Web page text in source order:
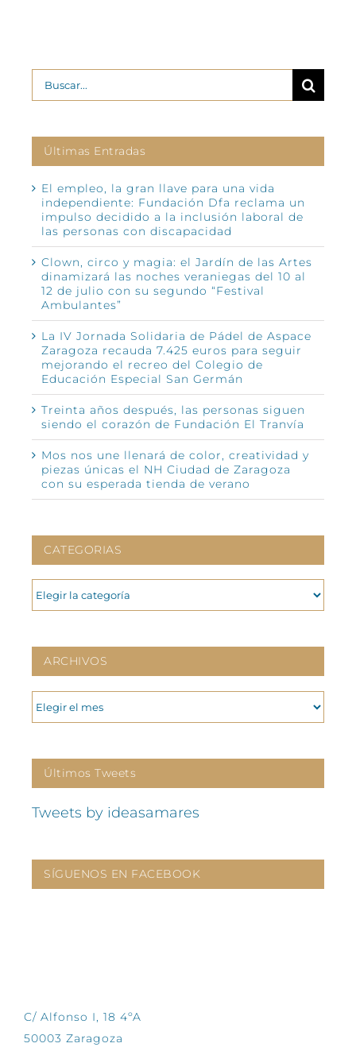
Buscar:
Últimas Entradas
El empleo, la gran llave para una vida
independiente: Fundación Dfa reclama un
impulso decidido a la inclusión laboral de
las personas con discapacidad
Clown, circo y magia: el Jardín de las Artes
dinamizará las noches veraniegas del 10 al
12 de julio con su segundo “Festival
Ambulantes”
La IV Jornada Solidaria de Pádel de Aspace
Zaragoza recauda 7.425 euros para seguir
mejorando el recreo del Colegio de
Educación Especial San Germán
Treinta años después, las personas siguen
siendo el corazón de Fundación El Tranvía
Mos nos une llenará de color, creatividad y
piezas únicas el NH Ciudad de Zaragoza
con su esperada tienda de verano
CATEGORIAS
CATEGORIAS
ARCHIVOS
ARCHIVOS
Últimos Tweets
Tweets by ideasamares
SÍGUENOS EN FACEBOOK
C/ Alfonso I, 18 4ºA
50003 Zaragoza